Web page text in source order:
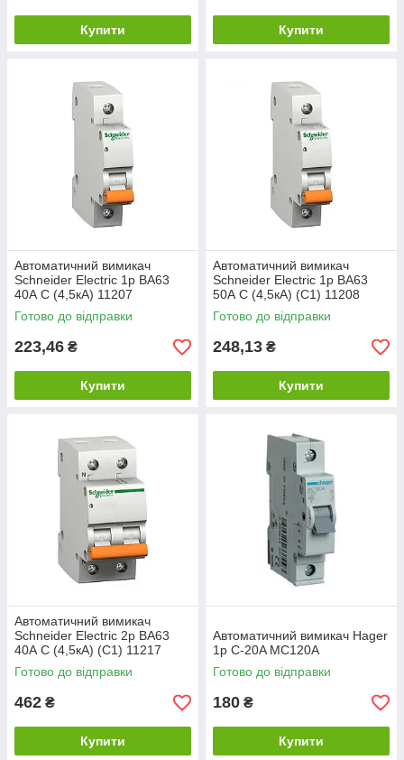
Купити Купити
Автоматичний вимикач
Schneider Electric 1p ВА63
40А С (4,5кА) 11207
Готово до відправки
223,46 ₴
Купити
Автоматичний вимикач
Schneider Electric 1p ВА63
50А С (4,5кА) (C1) 11208
Готово до відправки
248,13 ₴
Купити
Автоматичний вимикач
Schneider Electric 2p ВА63
40А С (4,5кА) (C1) 11217
Готово до відправки
462 ₴
Купити
Автоматичний вимикач Hager
1p C-20A MC120A
Готово до відправки
180 ₴
Купити